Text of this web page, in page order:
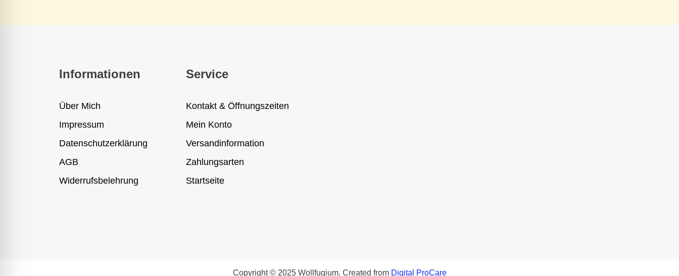
Informationen
Über Mich
Impressum
Datenschutzerklärung
AGB
Widerrufsbelehrung
Service
Kontakt & Öffnungszeiten
Mein Konto
Versandinformation
Zahlungsarten
Startseite
Copyright © 2025 Wollfugium. Created from Digital ProCare